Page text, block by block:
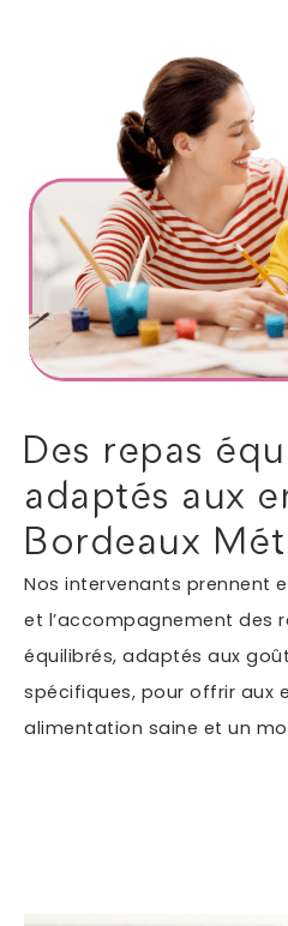
Des repas
adaptés aux
Bordeaux
Nos intervenants prennent
et l’accompagnement des
équilibrés, adaptés aux
spécifiques, pour offrir aux
alimentation saine et un
Maintien à domicile
Aide ménagère
Garde d'enfants
Jardinage
Petits travaux de
Autres services
Informations
En soumettant ce
informations saisies
de ma demande.*